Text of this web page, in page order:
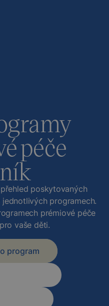
péče
poskytovaných
programech.
prémiové péče
vaše děti.
program